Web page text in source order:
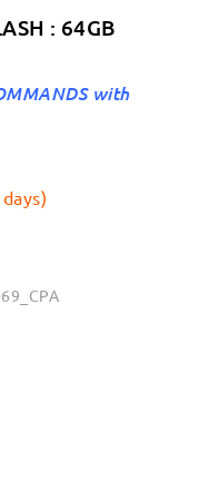
: 64GB
with